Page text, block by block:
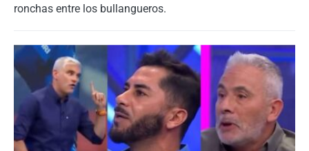
ronchas entre los bullangueros.